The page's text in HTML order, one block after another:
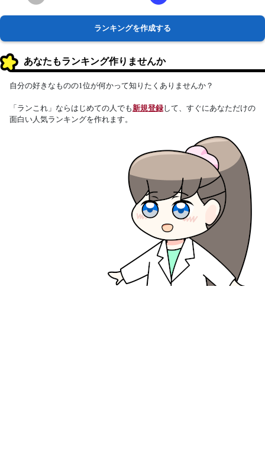
ランキングを作成する
あなたもランキング作りませんか
自分の好きなものの1位が何かって知りたくありませんか？
「ランこれ」ならはじめての人でも新規登録して、すぐにあなただけの
面白い人気ランキングを作れます。